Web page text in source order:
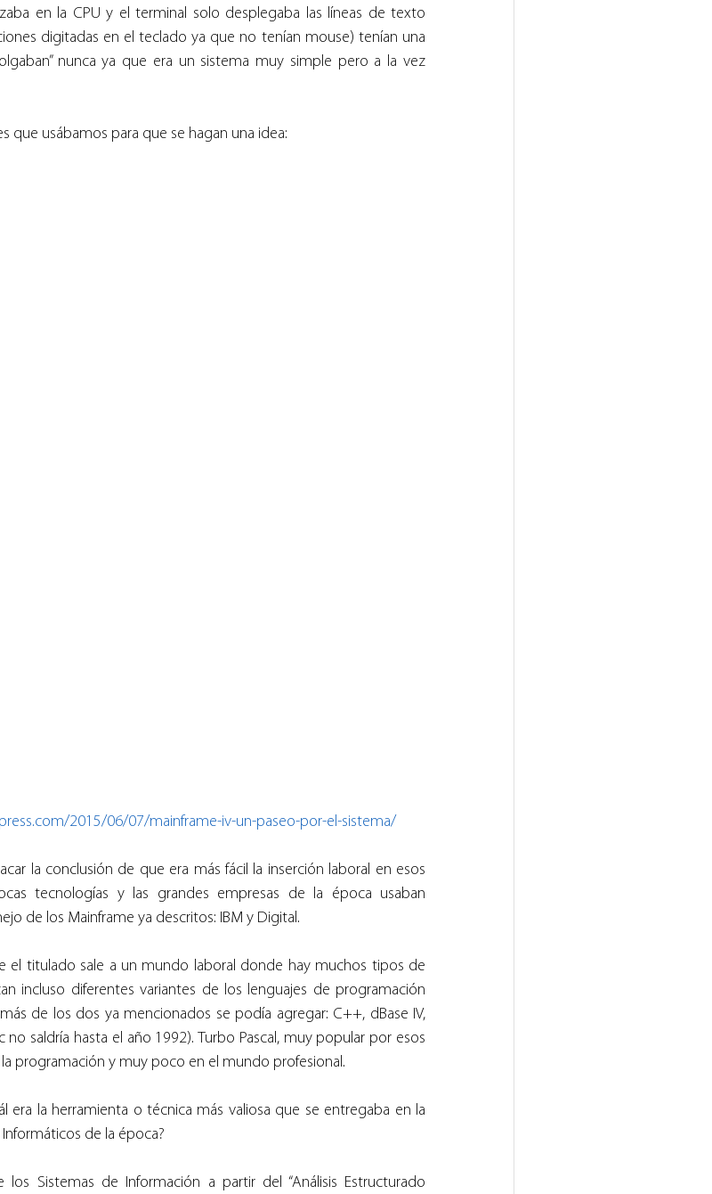
en la CPU y el terminal solo desplegaba las líneas de texto
digitadas en el teclado ya que no tenían mouse) tenían una
nunca ya que era un sistema muy simple pero a la vez
que usábamos para que se hagan una idea:
2015/06/07/mainframe-iv-un-paseo-por-el-sistema/
la conclusión de que era más fácil la inserción laboral en esos
tecnologías y las grandes empresas de la época usaban
de los Mainframe ya descritos: IBM y Digital.
el titulado sale a un mundo laboral donde hay muchos tipos de
incluso diferentes variantes de los lenguajes de programación
de los dos ya mencionados se podía agregar: C++, dBase IV,
no saldría hasta el año 1992). Turbo Pascal, muy popular por esos
programación y muy poco en el mundo profesional.
era la herramienta o técnica más valiosa que se entregaba en la
de la época?
Sistemas de Información a partir del “Análisis Estructurado